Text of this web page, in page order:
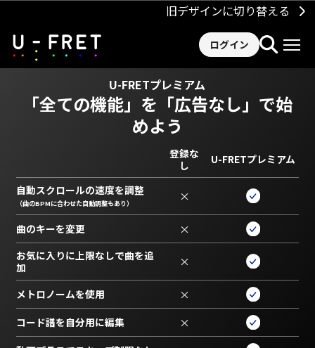
旧デザインに切り替える
ログイン
U-FRETプレミアム
「全ての機能」を 「広告なし」で始
めよう
登録な
し
U-FRETプレミアム
自動スクロールの速度を調整
（曲のBPMに合わせた自動調整もあり） ×
曲のキーを変更 ×
お気に入りに上限なしで曲を追
加
×
メトロノームを使用 ×
コード譜を自分用に編集 ×